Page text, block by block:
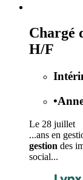
Chargé
H/F
•
Le 28 juillet
...ans en
gestion des
social...